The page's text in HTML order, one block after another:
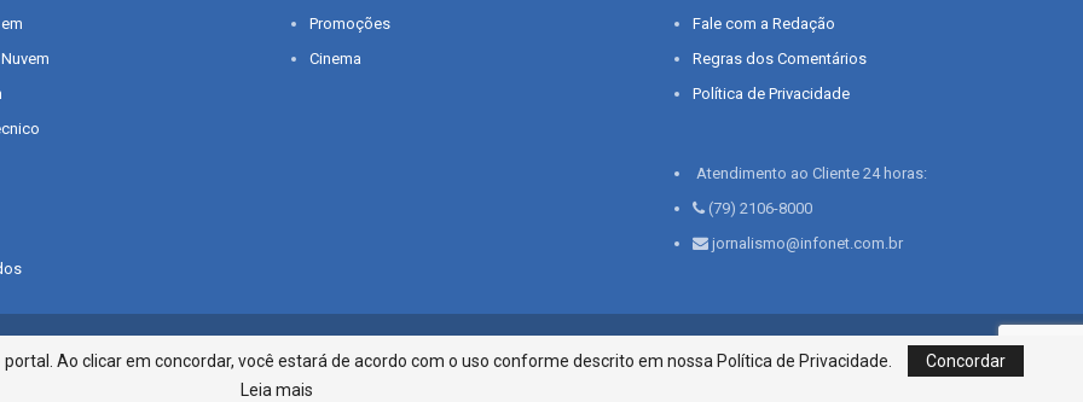
Promoções
Cinema
Fale com a Redação
Regras dos Comentários
Política de Privacidade
Atendimento ao Cliente 24 horas:
(79) 2106-8000
jornalismo@infonet.com.br
Infonet - Rua Monsenhor Silveira 276, Bairro São José | Aracaju-SE, CEP 49015-030, Fone: 79.2106.8000 - CI
Centro de Informações LTDA
Ao clicar em concordar, você estará de acordo com o uso conforme descrito em nossa Política de Privacidade.
Concordar
Leia mais